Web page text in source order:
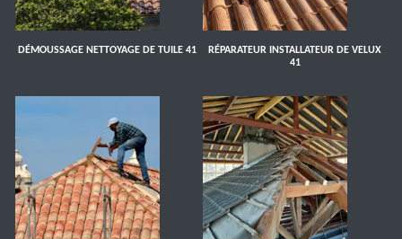
DÉMOUSSAGE NETTOYAGE DE TUILE 41
RÉPARATEUR INSTALLATEUR DE VELUX
41